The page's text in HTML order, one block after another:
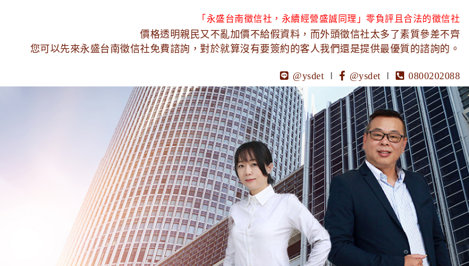
「永盛台南徵信社，永續經營盛誠同理」零負評且合法的徵信社
價格透明親民又不亂加價不給假資料，而外頭徵信社太多了素質參差不齊
您可以先來永盛台南徵信社免費諮詢，對於就算沒有要簽約的客人我們還是提供最優質的諮詢的。
@ysdet ∣ @ysdet ∣ 0800202088